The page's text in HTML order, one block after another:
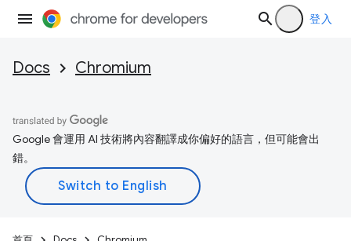
登入
Docs Chromium
Google 會運用 AI 技術將內容翻譯成你偏好的語言，但可能會出
錯。